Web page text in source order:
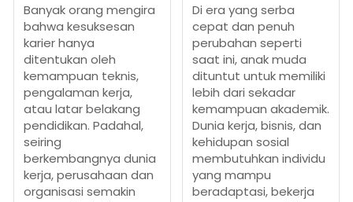
Banyak orang mengira
bahwa kesuksesan
karier hanya
ditentukan oleh
kemampuan teknis,
pengalaman kerja,
atau latar belakang
pendidikan. Padahal,
seiring
berkembangnya dunia
kerja, perusahaan dan
organisasi semakin
Di era yang serba
cepat dan penuh
perubahan seperti
saat ini, anak muda
dituntut untuk memiliki
lebih dari sekadar
kemampuan akademik.
Dunia kerja, bisnis, dan
kehidupan sosial
membutuhkan individu
yang mampu
beradaptasi, bekerja